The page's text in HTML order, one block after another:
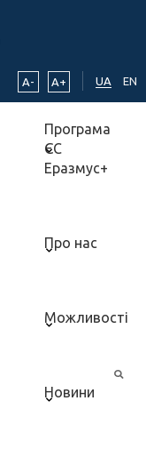
A- A+ UA EN
Програма
ЄС
Еразмус+
Про нас
Можливості
Новини